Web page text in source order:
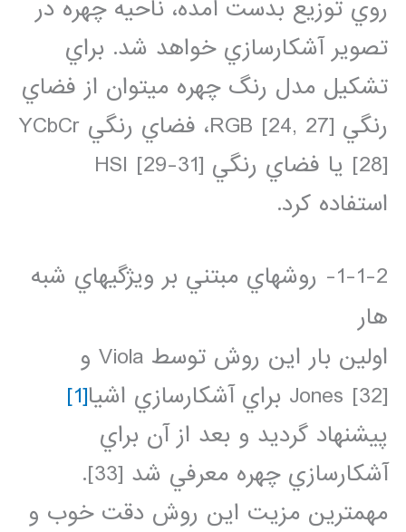
روي توزيع بدست آمده، ناحيه چهره در
تصوير آشکارسازي خواهد شد. براي
تشکيل مدل رنگ چهره مي‏توان از فضاي
رنگي RGB [24, 27]، فضاي رنگي YCbCr
[28] يا فضاي رنگي HSI [29-31]
استفاده کرد.
1-1-2- روش‏هاي مبتني بر ويژگي‏هاي شبه
هار
اولين بار اين روش توسط Viola و
Jones [32] براي آشکارسازي اشيا
[1]
پيشنهاد گرديد و بعد از آن براي
آشکارسازي چهره معرفي شد [33].
مهمترين مزيت اين روش دقت خوب و